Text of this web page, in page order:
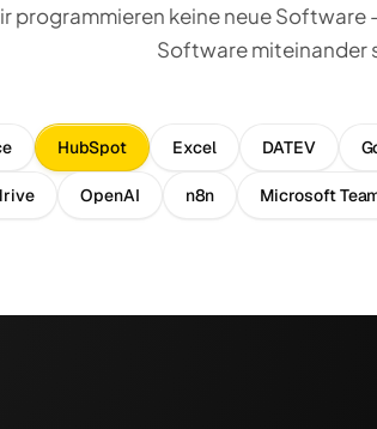
programmieren keine neue Software
Software miteinander
HubSpot Excel DATEV
OpenAI n8n Microsoft